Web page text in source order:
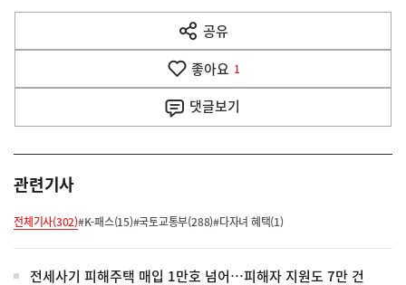
다
음
공유
열
기
좋아요 1
댓글보기
관련기사
전체기사(302)#K-패스(15)#국토교통부(288)#다자녀 혜택(1)
전세사기 피해주택 매입 1만호 넘어…피해자 지원도 7만 건